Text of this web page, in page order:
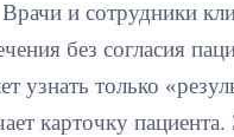
и сотрудники
без согласия
только
карточку